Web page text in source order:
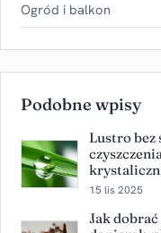
Ogród i balkon
Podobne wpisy
Lustro bez
15 lis 2025
Jak